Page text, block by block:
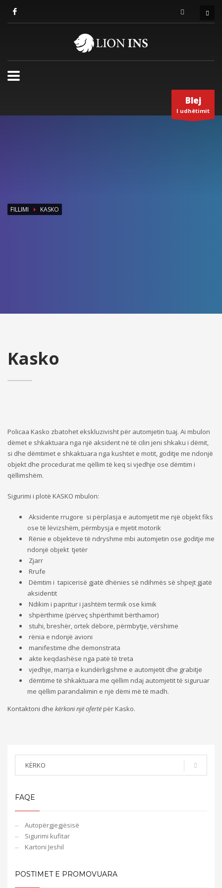
Blej
I udhëtimit
FILLIMI KASKO
Kasko
Policaa Kasko zbatohet ekskluzivisht për automjetin tuaj. Ai mbulon
dëmet e shkaktuara nga një aksident në të cilin jeni shkaku i dëmit,
si dhe dëmtimet e shkaktuara nga kushtet e motit, goditje me ndonjë
objekt dhe procedurat me qëllim të keq si vjedhje ose dëmtim i
qëllimshëm.
Sigurimi i plotë KASKO mbulon:
Aksidente rrugore si përplasja e automjetit me një objekt fiks
ose të lëvizshëm, përmbysja e mjetit motorik
Rënie e objekteve të ndryshme mbi automjetin ose goditje me
ndonjë objekt tjetër
Zjarr
Rrufe
Dëmtim i tapicerisë gjatë dhënies së ndihmës së shpejt gjatë
aksidentit
Ndikim i papritur i jashtëm termik ose kimik
shpërthime (përveç shpërthimit bërthamor)
stuhi, breshër, ortek dëbore, përmbytje, vërshime
rënia e ndonjë avioni
manifestime dhe demonstrata
akte keqdashëse nga patë të treta
vjedhje, marrja e kundërligjshme e automjetit dhe grabitje
dëmtime të shkaktuara me qëllim ndaj automjetit të siguruar
me qëllim parandalimin e një dëmi më të madh.
Kontaktoni dhe kërkoni një ofertëpër Kasko.
FAQE
Аutopërgjegjësisë
Sigurimi kufitar
Kartoni Jeshil
POSTIMET E PROMOVUARA